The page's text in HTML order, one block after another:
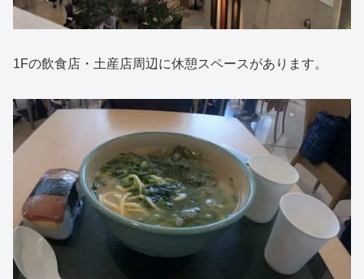
1Fの飲食店・土産店周辺に休憩スペースがあります。